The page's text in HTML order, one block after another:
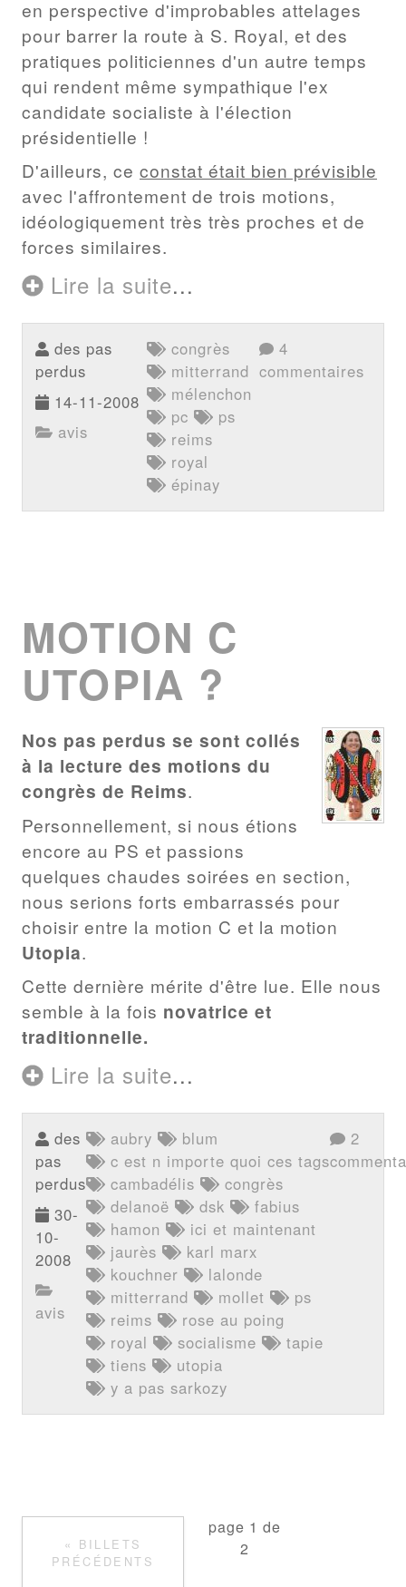
en perspective d'improbables attelages
pour barrer la route à S. Royal, et des
pratiques politiciennes d'un autre temps
qui rendent même sympathique l'ex
candidate socialiste à l'élection
présidentielle !
D'ailleurs, ce constat était bien prévisible
avec l'affrontement de trois motions,
idéologiquement très très proches et de
forces similaires.
Lire la suite...
des pas
perdus
14-11-2008
avis
congrès
mitterrand
mélenchon
pc
ps
reims
royal
épinay
4
commentaires
MOTION C
UTOPIA ?
Nos pas perdus se sont collés
à la lecture des motions du
congrès de Reims.
Personnellement, si nous étions
encore au PS et passions
quelques chaudes soirées en section,
nous serions forts embarrassés pour
choisir entre la motion C et la motion
Utopia.
Cette dernière mérite d'être lue. Elle nous
semble à la fois novatrice et
traditionnelle.
Lire la suite...
des
pas
perdus
30-
10-
2008
avis
aubry
blum
c est n importe quoi ces tags
cambadélis
congrès
delanoë
dsk
fabius
hamon
ici et maintenant
jaurès
karl marx
kouchner
lalonde
mitterrand
mollet
ps
reims
rose au poing
royal
socialisme
tapie
tiens
utopia
y a pas sarkozy
2
« BILLETS
PRÉCÉDENTS
page 1 de
2